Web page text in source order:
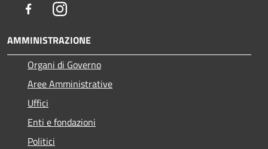
FacebookInstagram
AMMINISTRAZIONE
Organi di Governo
Aree Amministrative
Uffici
Enti e fondazioni
Politici